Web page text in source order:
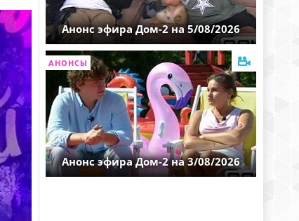
Анонс эфира Дом-2 на 5/08/2026
АНОНСЫ
Анонс эфира Дом-2 на 3/08/2026